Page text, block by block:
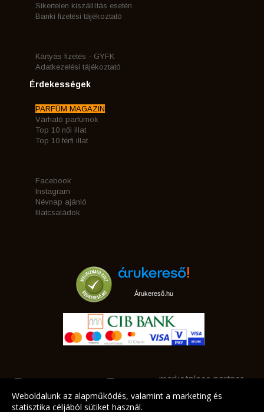
Sikertelen kiszállítás esetén
Banki fizetési tájékoztató
Kártyás fizetés - GYFK
Adatkezelési tájékoztató
Érdekességek
PARFÜM MAGAZIN
Várható parfümök
Top 10 női illat
Top 10 férfi illat
Facebook
Instagram
Névnap ajánló
Illatcsaládok
Árukereső.hu
marketplace partner
Weboldalunk az alapműködés, valamint a marketing és
statisztika céljából sütiket használ.